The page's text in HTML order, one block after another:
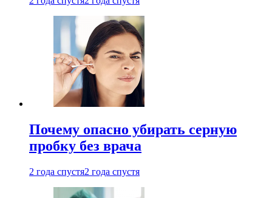
Почему опасно убирать серную
пробку без врача
2 года спустя2 года спустя